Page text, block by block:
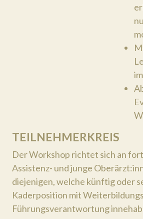
TEILNEHMERKREIS
Der Workshop richtet sich an
Assistenz- und junge
diejenigen, welche künftig oder
Kaderposition mit
Führungsverantwortung